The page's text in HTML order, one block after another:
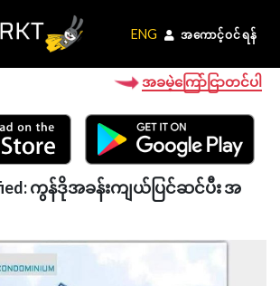
ENG အကောင့်ဝင်ရန်
ENG အကောင့်ဝင်ရန်
အခမဲ့ကြော်ငြာတင်ပါ
ကွန်ဒိုအခန်းကျယ်ပြင်ဆင်ပီး အ